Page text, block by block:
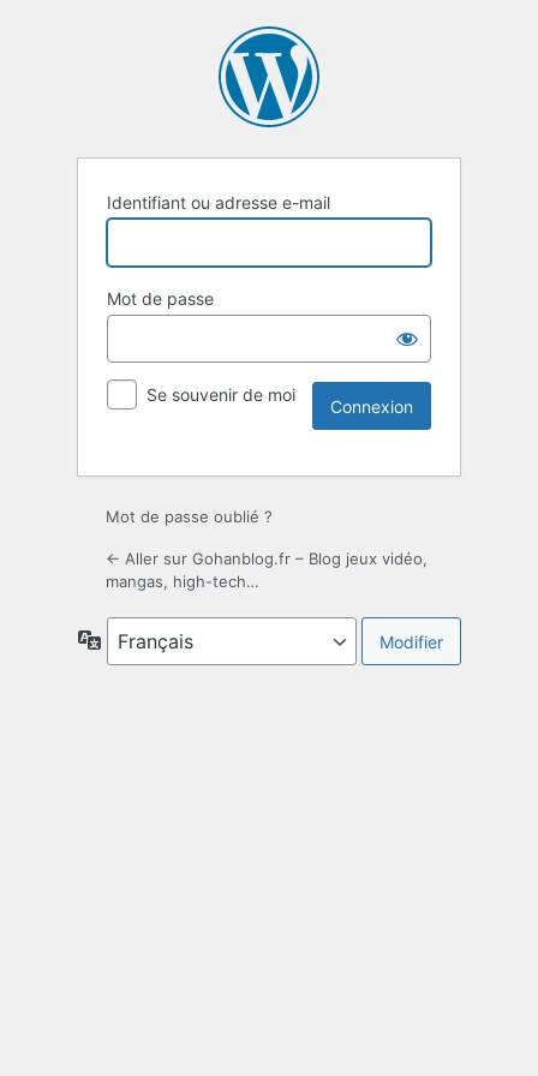
Identifiant ou adresse e-mail
Mot de passe
Se souvenir de moi
Mot de passe oublié ?
← Aller sur Gohanblog.fr – Blog jeux vidéo,
mangas, high-tech…
Langue